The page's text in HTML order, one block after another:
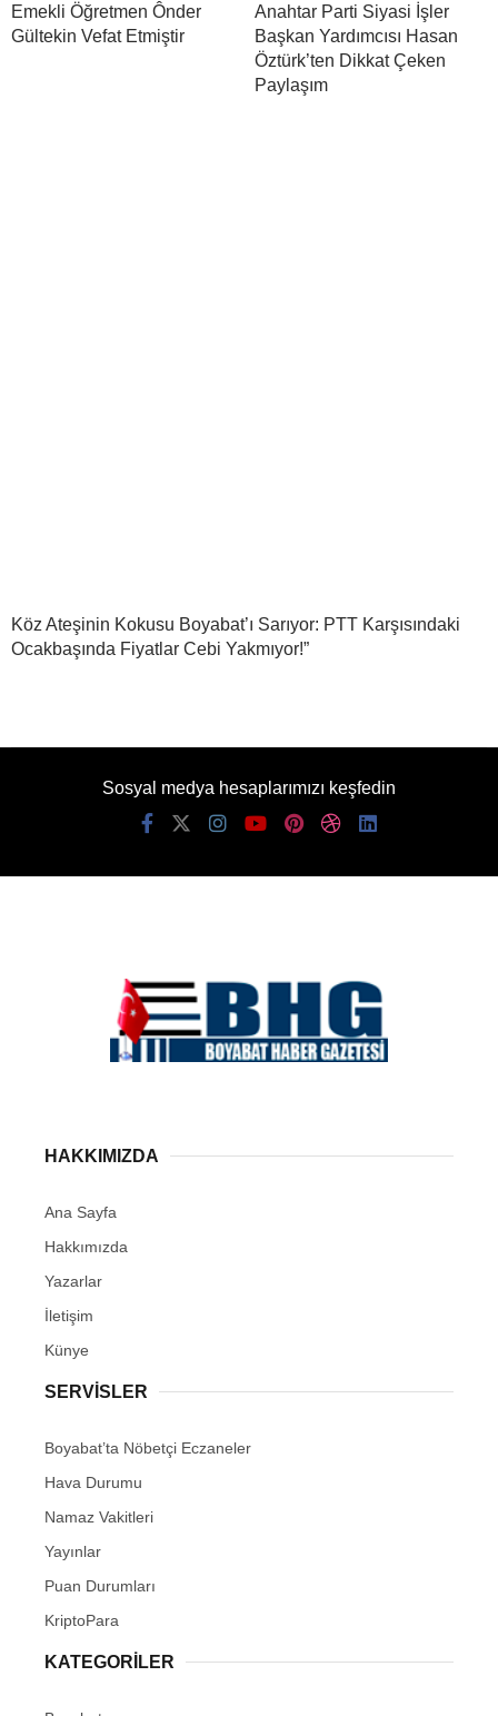
Emekli Öğretmen Ônder
Gültekin Vefat Etmiştir
Anahtar Parti Siyasi İşler
Başkan Yardımcısı Hasan
Öztürk’ten Dikkat Çeken
Paylaşım
Köz Ateşinin Kokusu Boyabat’ı Sarıyor: PTT Karşısındaki
Ocakbaşında Fiyatlar Cebi Yakmıyor!”
Sosyal medya hesaplarımızı keşfedin
HAKKIMIZDA
Ana Sayfa
Hakkımızda
Yazarlar
İletişim
Künye
SERVISLER
Boyabat’ta Nöbetçi Eczaneler
Hava Durumu
Namaz Vakitleri
Yayınlar
Puan Durumları
KriptoPara
KATEGORILER